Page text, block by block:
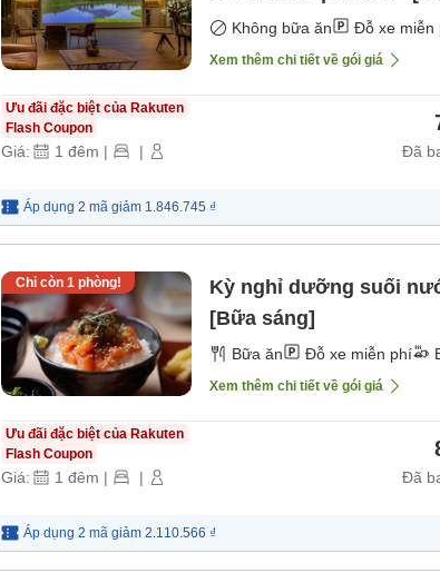
Không bữa ăn Đỗ xe miễn
Xem thêm chi tiết về gói giá
Ưu đãi đặc biệt của Rakuten
Flash Coupon
Giá: 1 đêm | | Đã
Áp dụng 2 mã giảm 1.846.745 ₫
Chỉ còn 1 phòng!
Kỳ nghỉ dưỡng suối
[Bữa sáng]
Bữa ăn Đỗ xe miễn phí
Xem thêm chi tiết về gói giá
Ưu đãi đặc biệt của Rakuten
Flash Coupon
Giá: 1 đêm | | Đã
Áp dụng 2 mã giảm 2.110.566 ₫